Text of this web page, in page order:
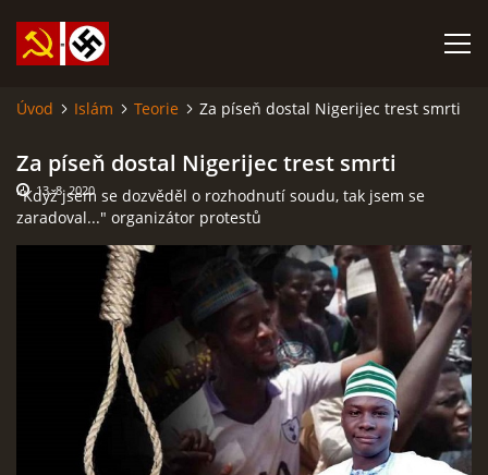
ISLÁM
ANARCHISMUS A NEOMARXISMUS
KOMUNISMUS
NACIONÁLNÍ SOCIALISMUS
PROPAGAČNÍ MATERIÁLY A DALŠÍ
Úvod Islám Teorie Za píseň dostal Nigerijec trest smrti
Za píseň dostal Nigerijec trest smrti
"Když jsem se dozvěděl o rozhodnutí soudu, tak jsem se
zaradoval..." organizátor protestů
13. 8. 2020